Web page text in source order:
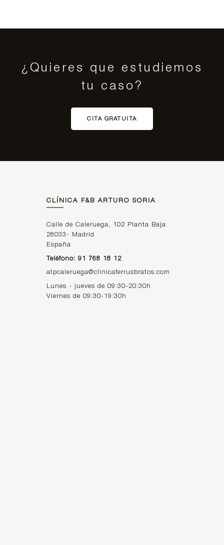
¿Quieres que estudiemos
tu caso?
CITA GRATUITA
CLÍNICA F&B ARTURO SORIA
Calle de Caleruega, 102 Planta Baja
28033-
Madrid
España
Teléfono: 91 768 18 12
atpcaleruega@clinicaferrusbratos.com
Lunes - jueves de 09:30-20:30h
Viernes de 09:30-19:30h